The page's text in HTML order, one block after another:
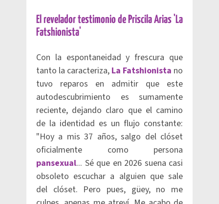
El revelador testimonio de Priscila Arias 'La
Fatshionista'
Con la espontaneidad y frescura que
tanto la caracteriza, La Fatshionista no
tuvo reparos en admitir que este
autodescubrimiento es sumamente
reciente, dejando claro que el camino
de la identidad es un flujo constante:
"Hoy a mis 37 años, salgo del clóset
oficialmente como persona
pansexual... Sé que en 2026 suena casi
obsoleto escuchar a alguien que sale
del clóset. Pero pues, güey, no me